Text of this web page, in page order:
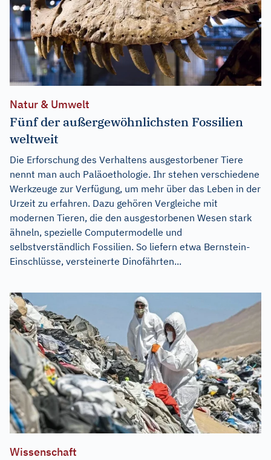
Natur & Umwelt
Fünf der außergewöhnlichsten Fossilien
weltweit
Die Erforschung des Verhaltens ausgestorbener Tiere
nennt man auch Paläoethologie. Ihr stehen verschiedene
Werkzeuge zur Verfügung, um mehr über das Leben in der
Urzeit zu erfahren. Dazu gehören Vergleiche mit
modernen Tieren, die den ausgestorbenen Wesen stark
ähneln, spezielle Computermodelle und
selbstverständlich Fossilien. So liefern etwa Bernstein-
Einschlüsse, versteinerte Dinofährten...
Wissenschaft